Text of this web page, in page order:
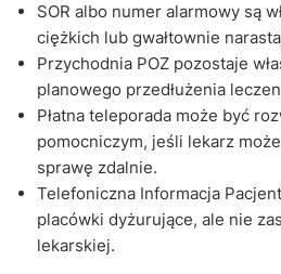
SOR albo numer alarmowy są
ciężkich lub gwałtownie
Przychodnia POZ pozostaje
planowego przedłużenia
Płatna teleporada może być
pomocniczym, jeśli lekarz
sprawę zdalnie.
Telefoniczna Informacja
placówki dyżurujące, ale nie
lekarskiej.